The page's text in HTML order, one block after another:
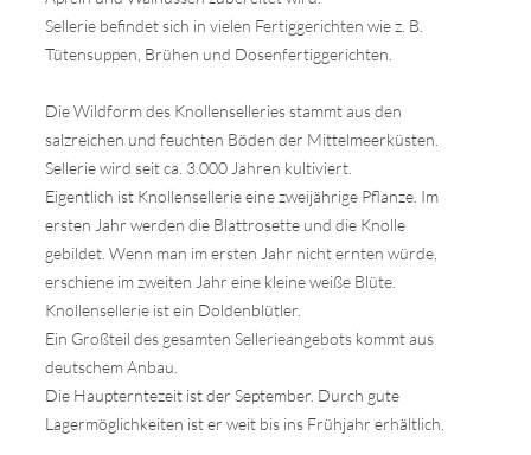
Sellerie befindet sich in vielen Fertiggerichten wie z. B.
Tütensuppen, Brühen und Dosenfertiggerichten.
Die Wildform des Knollenselleries stammt aus den
salzreichen und feuchten Böden der Mittelmeerküsten.
Sellerie wird seit ca. 3.000 Jahren kultiviert.
Eigentlich ist Knollensellerie eine zweijährige Pflanze. Im
ersten Jahr werden die Blattrosette und die Knolle
gebildet. Wenn man im ersten Jahr nicht ernten würde,
erschiene im zweiten Jahr eine kleine weiße Blüte.
Knollensellerie ist ein Doldenblütler.
Ein Großteil des gesamten Sellerieangebots kommt aus
deutschem Anbau.
Die Haupterntezeit ist der September. Durch gute
Lagermöglichkeiten ist er weit bis ins Frühjahr erhältlich.